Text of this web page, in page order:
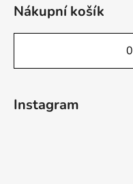
Nákupní košík
0
Instagram